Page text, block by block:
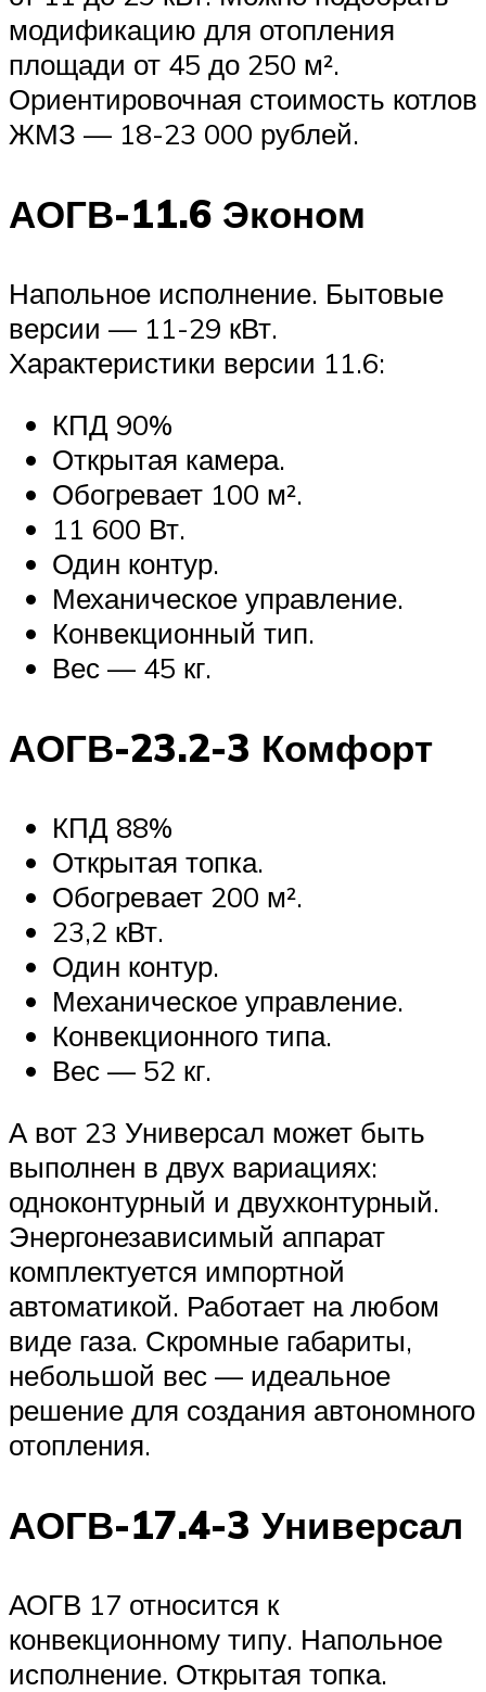
модификацию для отопления
площади от 45 до 250 м².
Ориентировочная стоимость котлов
ЖМЗ — 18-23 000 рублей.
АОГВ-11.6 Эконом
Напольное исполнение. Бытовые
версии — 11-29 кВт.
Характеристики версии 11.6:
КПД 90%
Открытая камера.
Обогревает 100 м².
11 600 Вт.
Один контур.
Механическое управление.
Конвекционный тип.
Вес — 45 кг.
АОГВ-23.2-3 Комфорт
КПД 88%
Открытая топка.
Обогревает 200 м².
23,2 кВт.
Один контур.
Механическое управление.
Конвекционного типа.
Вес — 52 кг.
А вот 23 Универсал может быть
выполнен в двух вариациях:
одноконтурный и двухконтурный.
Энергонезависимый аппарат
комплектуется импортной
автоматикой. Работает на любом
виде газа. Скромные габариты,
небольшой вес — идеальное
решение для создания автономного
отопления.
АОГВ-17.4-3 Универсал
АОГВ 17 относится к
конвекционному типу. Напольное
исполнение. Открытая топка.